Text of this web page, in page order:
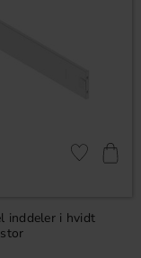
inddeler i hvidt
Gem som